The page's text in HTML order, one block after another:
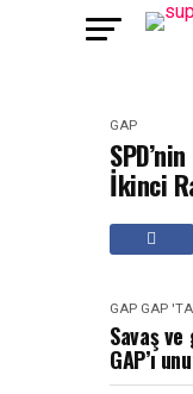
GAP
İkinci
GAP GAP
Savaş ve
GAP’ı